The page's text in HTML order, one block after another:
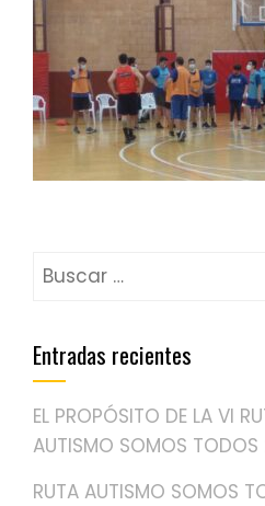
Buscar:
Entradas recientes
EL PROPÓSITO DE LA VI
AUTISMO SOMOS
RUTA AUTISMO SOMOS